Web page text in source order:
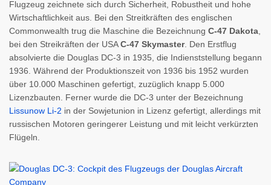
Flugzeug zeichnete sich durch Sicherheit, Robustheit und hohe
Wirtschaftlichkeit aus. Bei den Streitkräften des englischen
Commonwealth trug die Maschine die Bezeichnung C-47 Dakota
bei den Streikräften der USAC-47 Skymaster. Den Erstflug
absolvierte die Douglas DC-3 in 1935, die Indienststellung begann
1936. Während der Produktionszeit von 1936 bis 1952 wurden
über 10.000 Maschinen gefertigt, zuzüglich knapp 5.000
Lizenzbauten. Ferner wurde die DC-3 unter der Bezeichnung
Lissunow Li-2 in der Sowjetunion in Lizenz gefertigt, allerdings mit
russischen Motoren geringerer Leistung und mit leicht verkürzten
Flügeln.